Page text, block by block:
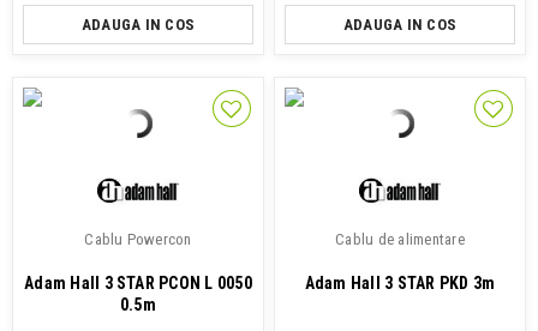
ADAUGA IN COS ADAUGA IN COS
Cablu Powercon
Adam Hall 3 STAR PCON L 0050
0.5m
Cablu de alimentare
Adam Hall 3 STAR PKD 3m